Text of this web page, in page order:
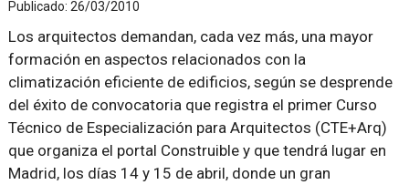
Publicado: 26/03/2010
Los arquitectos demandan, cada vez más, una mayor
formación en aspectos relacionados con la
climatización eficiente de edificios, según se desprende
del éxito de convocatoria que registra el primer Curso
Técnico de Especialización para Arquitectos (CTE+Arq)
que organiza el portal Construible y que tendrá lugar en
Madrid, los días 14 y 15 de abril, donde un gran